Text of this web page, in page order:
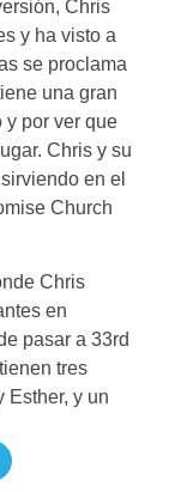
Chris
y ha visto a
se proclama
una gran
y por ver que
Chris y su
en el
Church
Chris
en
pasar a 33rd
tres
Esther, y un